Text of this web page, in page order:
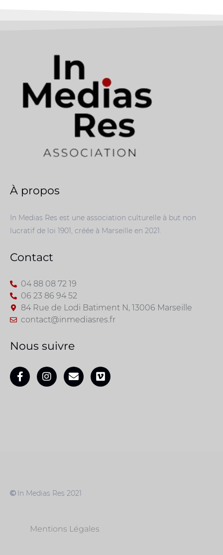
À propos
In Medias Res est une association culturelle à but non
lucratif de loi 1901, créée à Marseille en 2021.
Contact
04 88 08 72 19
06 23 86 94 52
84 Rue de Lodi Batiment N, 13006 Marseille
contact@inmediasres.fr
Nous suivre
In Medias Res 2021
Mentions Légales